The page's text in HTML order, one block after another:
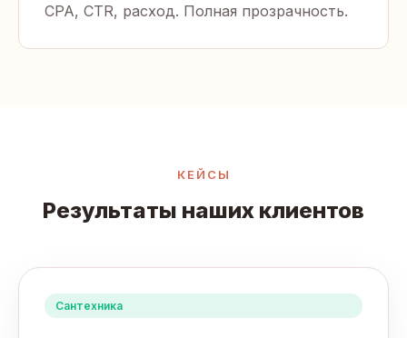
CPA, CTR, расход. Полная прозрачность.
КЕЙСЫ
Результаты наших клиентов
Сантехника